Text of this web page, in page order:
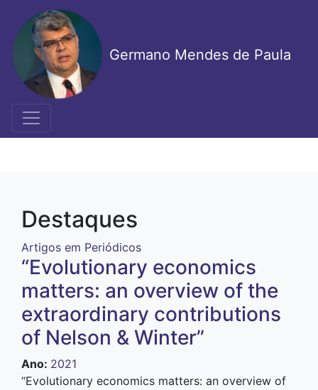
para
conteúdo
principal
Germano Mendes de Paula
Destaques
Artigos em Periódicos
“Evolutionary economics
matters: an overview of the
extraordinary contributions
of Nelson & Winter”
Ano: 2021
“Evolutionary economics matters: an overview of